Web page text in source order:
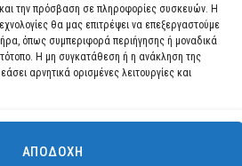
την πρόσβαση σε πληροφορίες συσκευών. Η
θα μας επιτρέψει να επεξεργαστούμε
όπως συμπεριφορά περιήγησης ή μοναδικά
Η μη συγκατάθεση ή η ανάκληση της
αρνητικά ορισμένες λειτουργίες και
ΑΠΟΔΟΧΉ
να σας προσφέρουμε τη βέλτιστη εμπειρία